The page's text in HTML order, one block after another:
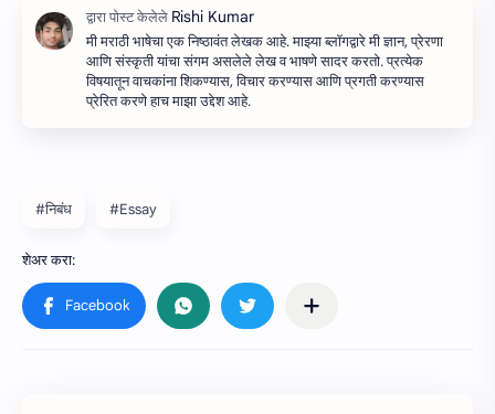
मी मराठी भाषेचा एक निष्ठावंत लेखक आहे. माझ्या ब्लॉगद्वारे मी ज्ञान, प्रेरणा
आणि संस्कृती यांचा संगम असलेले लेख व भाषणे सादर करतो. प्रत्येक
विषयातून वाचकांना शिकण्यास, विचार करण्यास आणि प्रगती करण्यास
प्रेरित करणे हाच माझा उद्देश आहे.
#निबंध #Essay